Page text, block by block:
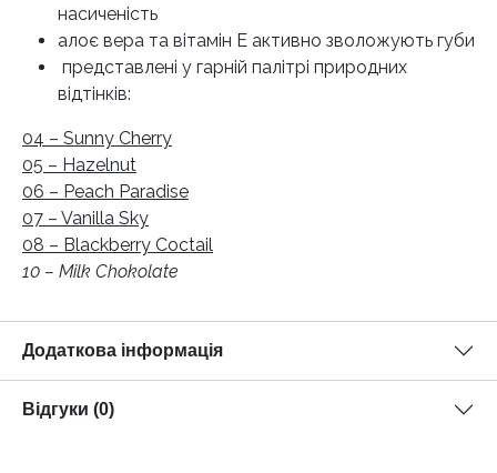
насиченість
алоє вера та вітамін Е активно зволожують губи
представлені у гарній палітрі природних
відтінків:
04 – Sunny Cherry
05 – Hazelnut
06 – Peach Paradise
07 – Vanilla Sky
08 – Blackberry Coctail
10 – Milk Chokolate
Додаткова інформація
Відгуки (0)